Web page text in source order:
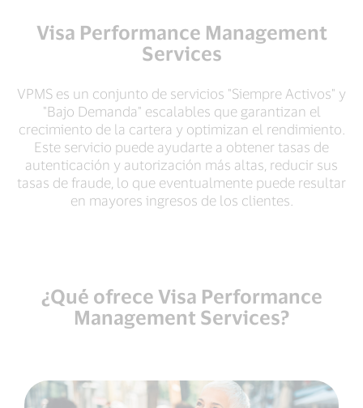
Visa Performance Management
Services
VPMS es un conjunto de servicios "Siempre Activos" y
"Bajo Demanda" escalables que garantizan el
crecimiento de la cartera y optimizan el rendimiento.
Este servicio puede ayudarte a obtener tasas de
autenticación y autorización más altas, reducir sus
tasas de fraude, lo que eventualmente puede resultar
en mayores ingresos de los clientes.
¿Qué ofrece Visa Performance
Management Services?